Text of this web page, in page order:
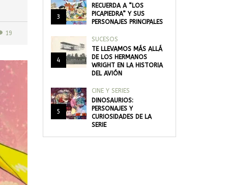
19
3
RECUERDA A “LOS
PICAPIEDRA” Y SUS
PERSONAJES PRINCIPALES
4
SUCESOS
TE LLEVAMOS MÁS ALLÁ
DE LOS HERMANOS
WRIGHT EN LA HISTORIA
DEL AVIÓN
5
CINE Y SERIES
DINOSAURIOS:
PERSONAJES Y
CURIOSIDADES DE LA
SERIE